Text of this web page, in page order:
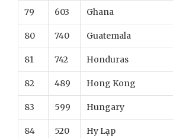
79 603 Ghana
80 740 Guatemala
81 742 Honduras
82 489 Hong Kong
83 599 Hungary
84 520 Hy Lạp